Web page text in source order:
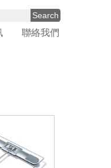
Search
聯絡我們